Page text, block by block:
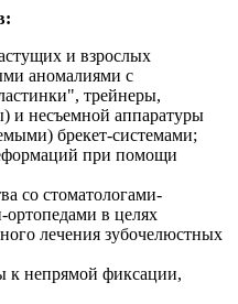
и взрослых
аномалиями с
трейнеры,
и несъемной аппаратуры
брекет-системами;
при помощи
со стоматологами-
ортопедами в целях
лечения зубочелюстных
к непрямой фиксации,